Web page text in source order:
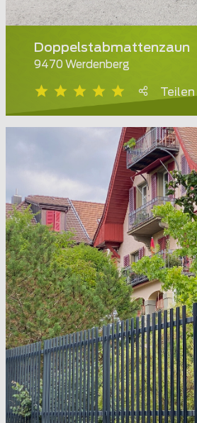
Doppelstabmattenzaun
9470 Werdenberg
Teilen